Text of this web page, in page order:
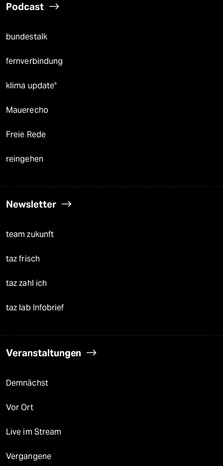
Podcast
bundestalk
fernverbindung
klima update°
Mauerecho
Freie Rede
reingehen
Newsletter
team zukunft
taz frisch
taz zahl ich
taz lab Infobrief
Veranstaltungen
Demnächst
Vor Ort
Live im Stream
Vergangene